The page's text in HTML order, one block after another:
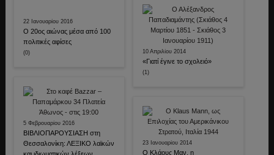
22 Ιανουαρίου 2016
Ο 20ος αιώνας μέσα από 100
πολιτικές αφίσες
(0)
5 Φεβρουαρίου 2016
ΒΙΒΛΙΟΠΑΡΟΥΣΙΑΣΗ στη
Θεσσαλονίκη: ΛΕΞΙΚΟ λαϊκών
10 Απριλίου 2014
«Γιατί έγινε το σχολειό»
(1)
23 Ιανουαρίου 2014
Ο Κλάους Μαν, η